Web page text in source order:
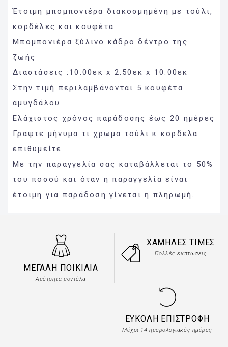
Έτοιμη μπομπονιέρα διακοσμημένη με τούλι,
κορδέλες και κουφέτα.
Μπομπονιέρα ξύλινο κάδρο δέντρο της
ζωής
Διαστάσεις :10.00εκ x 2.50εκ x 10.00εκ
Στην τιμή περιλαμβάνονται 5 κουφέτα
αμυγδάλου
Ελάχιστος χρόνος παράδοσης έως 20 ημέρες
Γραψτε μήνυμα τι χρωμα τούλι κ κορδελα
επιθυμείτε
Με την παραγγελία σας καταβάλλεται το 50%
του ποσού και όταν η παραγγελία είναι
έτοιμη για παράδοση γίνεται η πληρωμή.
ΜΕΓΆΛΗ ΠΟΙΚΙΛΊΑ
Αμέτρητα μοντέλα
ΧΑΜΗΛΈΣ ΤΙΜΈΣ
Πολλές εκπτώσεις
ΕΎΚΟΛΗ ΕΠΙΣΤΡΟΦΉ
Μέχρι 14 ημερολογιακές ημέρες